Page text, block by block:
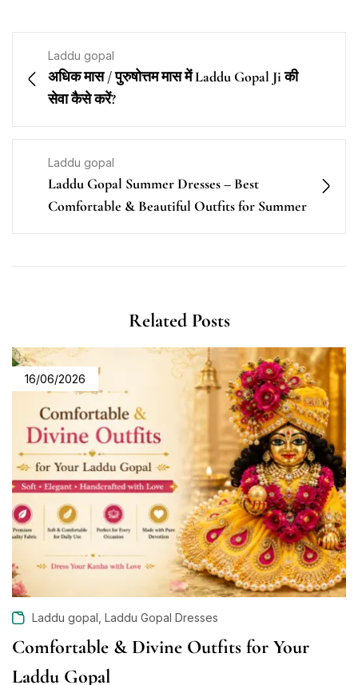
Laddu gopal
अधिक मास / पुरुषोत्तम मास में Laddu Gopal Ji की
सेवा कैसे करें?
Laddu gopal
Laddu Gopal Summer Dresses – Best
Comfortable & Beautiful Outfits for Summer
Related Posts
16/06/2026
Laddu gopal Laddu Gopal Dresses
Comfortable & Divine Outfits for Your
Laddu Gopal